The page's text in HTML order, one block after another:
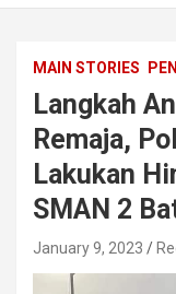
MAIN STORIES
Langkah
Remaja,
Lakukan
SMAN 2
January 9, 2023